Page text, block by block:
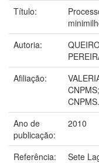
Título:
Autoria:
Afiliação:
CNPMS.
Ano de
publicação:
2010
Referência:
Sete